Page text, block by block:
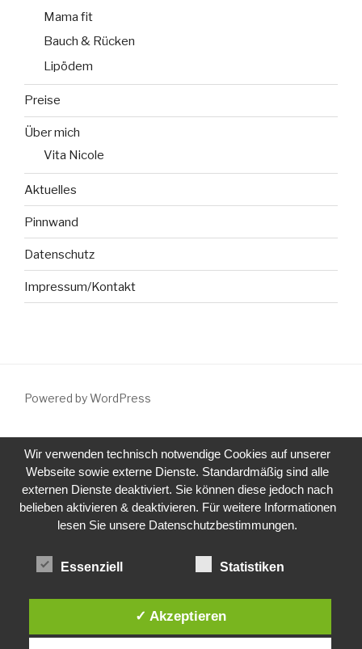
Mama fit
Bauch & Rücken
Lipödem
Preise
Über mich
Vita Nicole
Aktuelles
Pinnwand
Datenschutz
Impressum/Kontakt
Powered by WordPress
Wir verwenden technisch notwendige Cookies auf unserer
Webseite sowie externe Dienste. Standardmäßig sind alle
externen Dienste deaktiviert. Sie können diese jedoch nach
belieben aktivieren & deaktivieren. Für weitere Informationen
lesen Sie unsere Datenschutzbestimmungen.
Essenziell Statistiken
✓ Akzeptieren